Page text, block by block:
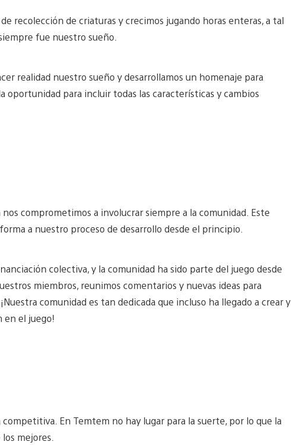
recolección de criaturas y crecimos jugando horas enteras, a tal
fue nuestro sueño.
realidad nuestro sueño y desarrollamos un homenaje para
oportunidad para incluir todas las características y cambios
comprometimos a involucrar siempre a la comunidad. Este
a nuestro proceso de desarrollo desde el principio.
colectiva, y la comunidad ha sido parte del juego desde
miembros, reunimos comentarios y nuevas ideas para
comunidad es tan dedicada que incluso ha llegado a crear y
en el juego!
En Temtem no hay lugar para la suerte, por lo que la
mejores.